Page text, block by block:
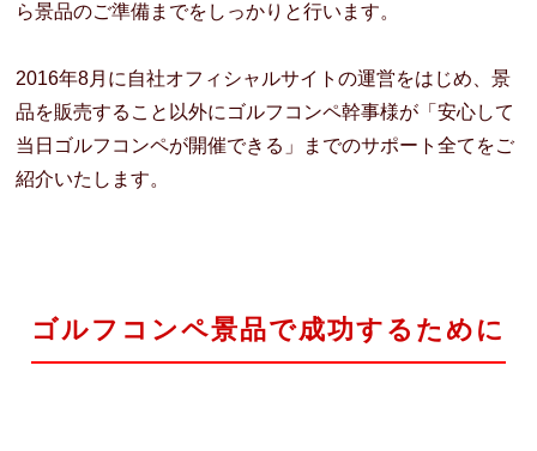
ら景品のご準備までをしっかりと行います。
2016年8月に自社オフィシャルサイトの運営をはじめ、景
品を販売すること以外にゴルフコンペ幹事様が「安心して
当日ゴルフコンペが開催できる」までのサポート全てをご
紹介いたします。
ゴルフコンペ景品で成功するために